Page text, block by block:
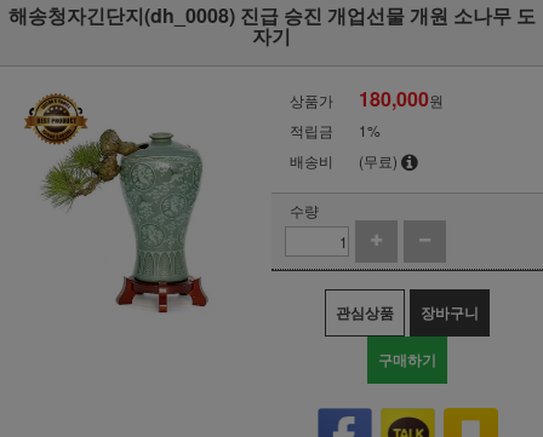
해송청자긴단지(dh_0008) 진급 승진 개업선물 개원 소나무 도
자기
상품가 180,000원
적립금
1%
배송비
(무료)
수량
관심상품 장바구니
구매하기